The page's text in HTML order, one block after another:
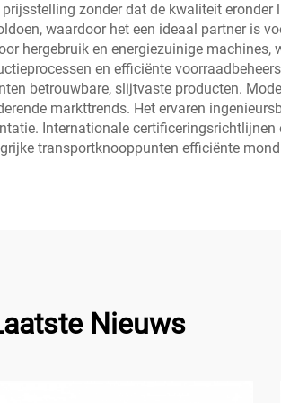
zonder dat de kwaliteit
waardoor het een ideaal partner is
hergebruik en energiezuinige
en efficiënte
betrouwbare, slijtvaste producten.
markttrends. Het ervaren
Internationale
transportknooppunten efficiënte
Nieuws